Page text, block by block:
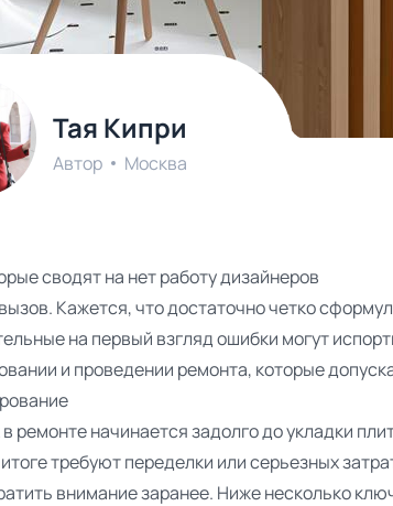
Тая Кипри
Автор Москва
сводят на нет работу дизайнеров
Кажется, что достаточно четко
на первый взгляд ошибки могут
и проведении ремонта, которые
ремонте начинается задолго до укладки
требуют переделки или серьезных
внимание заранее. Ниже несколько